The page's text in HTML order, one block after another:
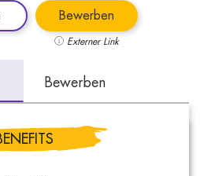
Bewerben
Externer Link
Bewerben